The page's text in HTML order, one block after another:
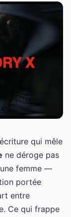
qui mêle
ne déroge pas
femme —
portée
entre
Ce qui frappe